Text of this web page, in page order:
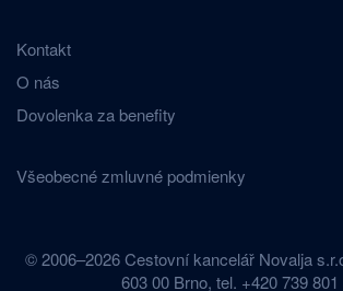
Kontakt
O nás
Dovolenka za benefity
Všeobecné zmluvné podmienky
© 2006–2026 Cestovní kancelář Novalja
603 00 Brno, tel. +420 739 801